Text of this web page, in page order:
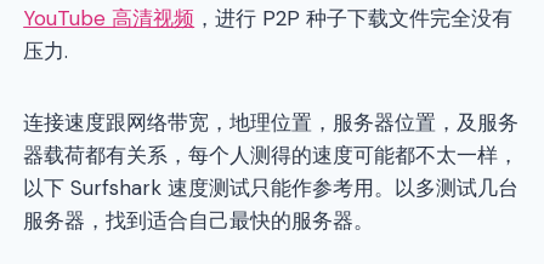
YouTube 高清视频 ，进行 P2P 种子下载文件完全没有
压力.
连接速度跟网络带宽，地理位置，服务器位置，及服务
器载荷都有关系，每个人测得的速度可能都不太一样，
以下 Surfshark 速度测试只能作参考用。以多测试几台
服务器，找到适合自己最快的服务器。